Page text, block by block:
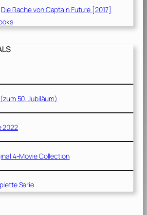
Die Rache von Captain Future [2017]
50. Jubiläum)
2022
4-Movie Collection
Serie